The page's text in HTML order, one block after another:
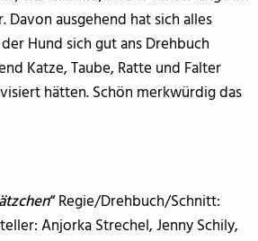
ausgehend hat sich alles
Hund sich gut ans Drehbuch
Katze, Taube, Ratte und Falter
hätten. Schön merkwürdig das
“Regie/Drehbuch/Schnitt:
Anjorka Strechel, Jenny Schily,